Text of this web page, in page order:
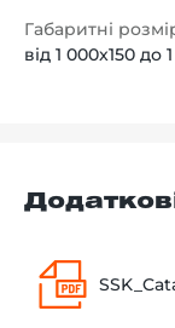
Габаритні
від 1 000x150 до